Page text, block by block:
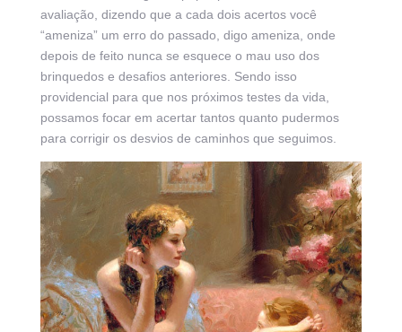
avaliação, dizendo que a cada dois acertos você
“ameniza” um erro do passado, digo ameniza, onde
depois de feito nunca se esquece o mau uso dos
brinquedos e desafios anteriores. Sendo isso
providencial para que nos próximos testes da vida,
possamos focar em acertar tantos quanto pudermos
para corrigir os desvios de caminhos que seguimos.